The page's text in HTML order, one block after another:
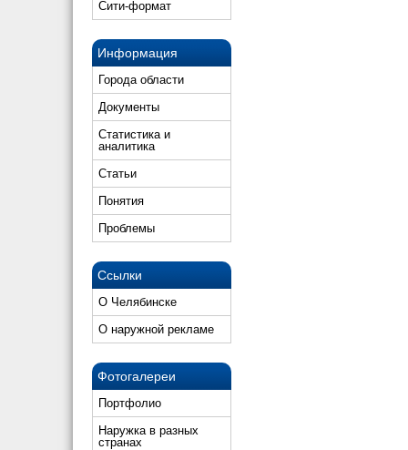
Сити-формат
Информация
Города области
Документы
Статистика и
аналитика
Статьи
Понятия
Проблемы
Ссылки
О Челябинске
О наружной рекламе
Фотогалереи
Портфолио
Наружка в разных
странах